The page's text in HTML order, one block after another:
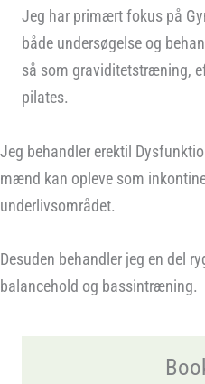
Jeg har primært fokus på
både undersøgelse og
så som graviditetstræning,
pilates.
Jeg behandler erektil
mænd kan opleve som
underlivsområdet.
Desuden behandler jeg en del
balancehold og bassintræning.